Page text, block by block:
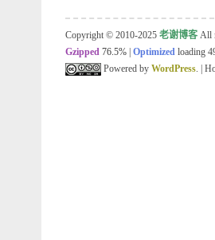
Copyright © 2010-2025 老谢博客 All
Gzipped 76.5% Optimized loading
Powered by WordPress. |